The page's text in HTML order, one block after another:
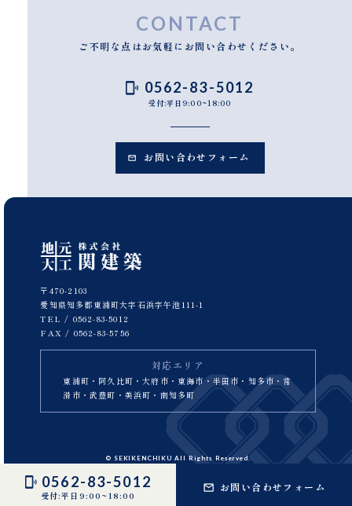
0562-83-5012
受付:平日9:00~18:00
お問い合わせフォーム
CONTACT
ご不明な点はお気軽にお問い合わせください。
0562-83-5012
受付:平日9:00~18:00
お問い合わせフォーム
〒470-2103
愛知県知多郡東浦町大字石浜字午池111-1
TEL / 0562-83-5012
FAX / 0562-83-5756
対応エリア
東浦町・阿久比町・大府市・東海市・半田市・知多市・常
滑市・武豊町・美浜町・南知多町
© SEKIKENCHIKU All Rights Reserved.